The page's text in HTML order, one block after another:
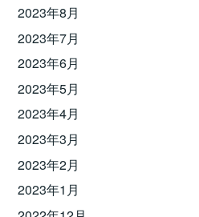
2023年8月
2023年7月
2023年6月
2023年5月
2023年4月
2023年3月
2023年2月
2023年1月